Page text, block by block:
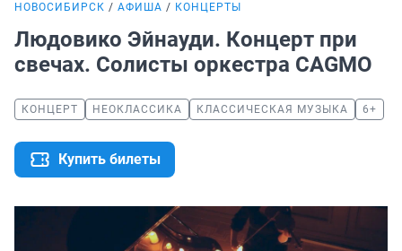
НОВОСИБИРСК АФИША КОНЦЕРТЫ
Людовико Эйнауди. Концерт при
свечах. Солисты оркестра CAGMO
КОНЦЕРТ НЕОКЛАССИКА КЛАССИЧЕСКАЯ МУЗЫКА 6+
Купить билеты